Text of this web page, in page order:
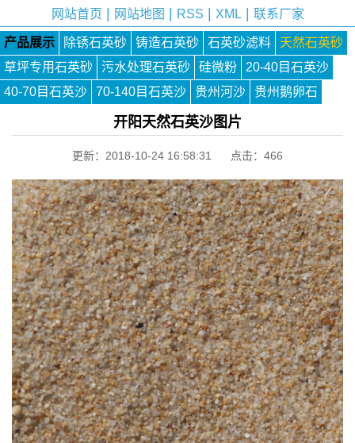
网站首页 网站地图 RSS XML| 联系厂家
产品展示 除锈石英砂 铸造石英砂 石英砂滤料
天然石英砂
草坪专用石英砂
污水处理石英砂 硅微粉
20-40目石英沙
40-70目石英沙
70-140目石英沙 贵州河沙 贵州鹅卵石
开阳天然石英沙图片
更新：2018-10-24 16:58:31 点击： 466